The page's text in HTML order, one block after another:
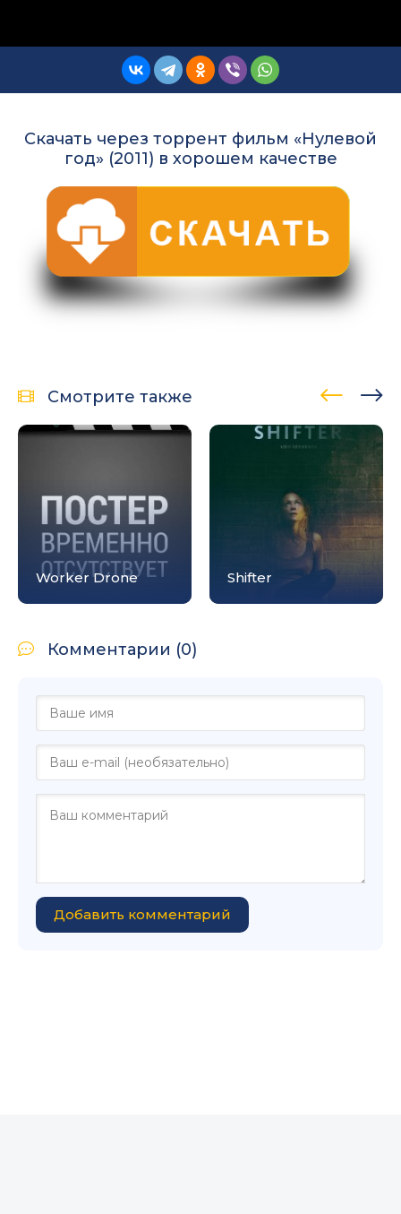
Скачать через торрент фильм «Нулевой
год» (2011) в хорошем качестве
Смотрите также
Worker Drone Shifter
Комментарии (0)
Добавить комментарий